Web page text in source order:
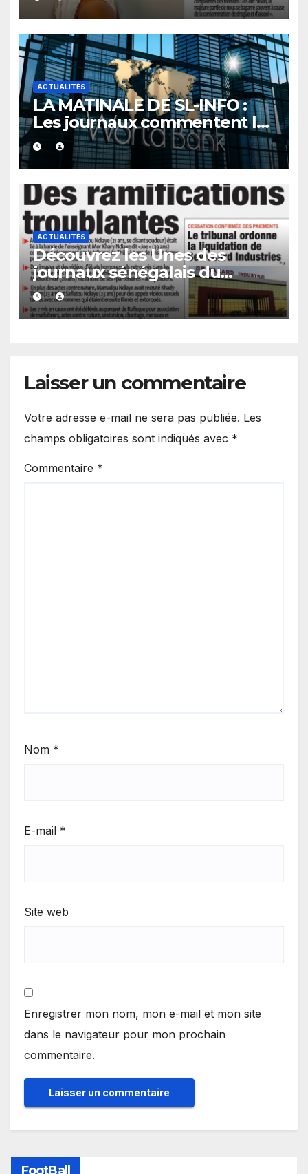
ACTUALITÉS
LA MATINALE DE SL-INFO :
Les journaux commentent le
nouvel accord du Sénégal
avec la Banque mondiale
ACTUALITÉS
Découvrez les Unes des
journaux sénégalais du
mercredi 05 août 2026
Laisser un commentaire
Votre adresse e-mail ne sera pas publiée. Les
champs obligatoires sont indiqués avec *
Commentaire *
Nom *
E-mail *
Site web
Enregistrer mon nom, mon e-mail et mon site
dans le navigateur pour mon prochain
commentaire.
FootBall